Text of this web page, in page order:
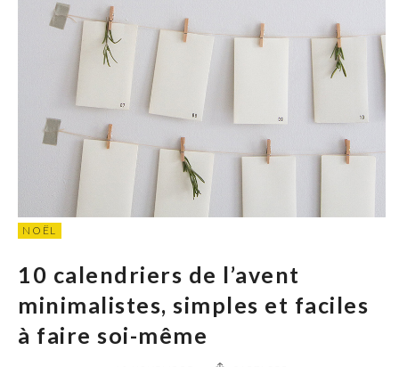
NOËL
10 calendriers de l’avent
minimalistes, simples et faciles
à faire soi-même